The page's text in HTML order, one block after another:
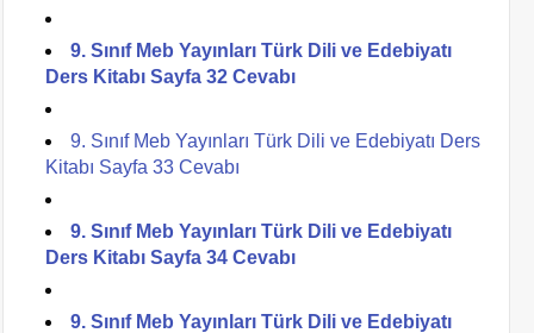
9. Sınıf Meb Yayınları Türk Dili ve Edebiyatı
Ders Kitabı Sayfa 32 Cevabı
9. Sınıf Meb Yayınları Türk Dili ve Edebiyatı Ders
Kitabı Sayfa 33 Cevabı
9. Sınıf Meb Yayınları Türk Dili ve Edebiyatı
Ders Kitabı Sayfa 34 Cevabı
9. Sınıf Meb Yayınları Türk Dili ve Edebiyatı